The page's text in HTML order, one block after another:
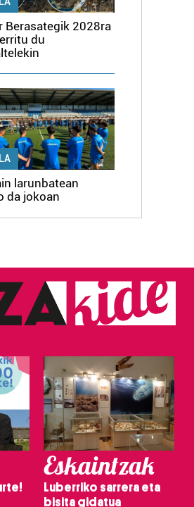
Berasategik 2028ra
du
larunbatean
da jokoan
Eskaintzak
Luberriko sarrera eta
bisita gidatua